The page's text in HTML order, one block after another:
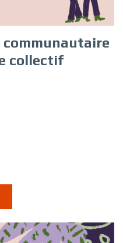
communautaire
collectif